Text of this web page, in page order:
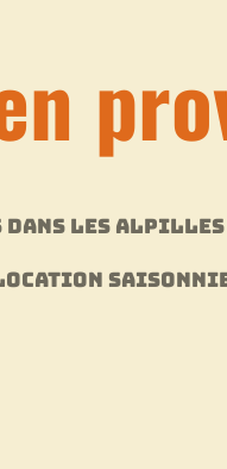
DANS LES ALPILLES